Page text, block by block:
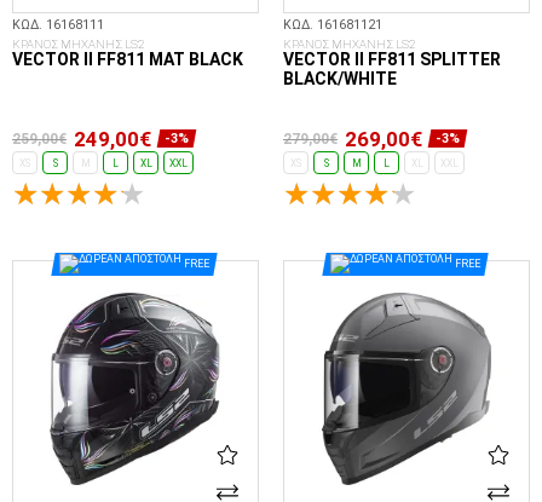
ΚΩΔ. 16168111
ΚΡΑΝΟΣ ΜΗΧΑΝΗΣ LS2
VECTOR II FF811 MAT BLACK
259,00€ 249,00€ -3%
XS S XL XXL
ΚΩΔ. 161681121
ΚΡΑΝΟΣ ΜΗΧΑΝΗΣ LS2
VECTOR II FF811 SPLITTER
BLACK/WHITE
279,00€ 269,00€ -3%
XS S M XL XXL
FREE FREE